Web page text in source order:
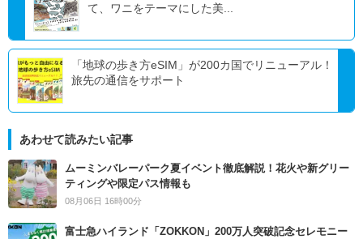
て、ワニをテーマにした美...
「地球の歩き方eSIM」が200カ国でリニューアル！
旅先の通信をサポート
あわせて読みたい記事
ムーミンバレーパーク夏イベント徹底解説！花火や新グリー
ティングや限定パス情報も
08月06日 16時00分
富士急ハイランド「ZOKKON」200万人突破記念セレモニー